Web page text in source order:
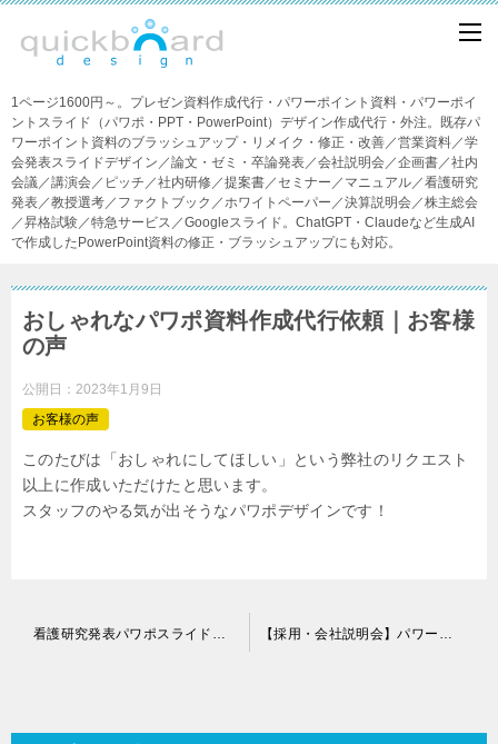
1ページ1600円～。プレゼン資料作成代行・パワーポイント資料・パワーポイ
ントスライド（パワポ・PPT・PowerPoint）デザイン作成代行・外注。既存パ
ワーポイント資料のブラッシュアップ・リメイク・修正・改善／営業資料／学
会発表スライドデザイン／論文・ゼミ・卒論発表／会社説明会／企画書／社内
会議／講演会／ピッチ／社内研修／提案書／セミナー／マニュアル／看護研究
発表／教授選考／ファクトブック／ホワイトペーパー／決算説明会／株主総会
／昇格試験／特急サービス／Googleスライド。ChatGPT・Claudeなど生成AI
で作成したPowerPoint資料の修正・ブラッシュアップにも対応。
おしゃれなパワポ資料作成代行依頼｜お客様
の声
公開日： 2023年1月9日
お客様の声
このたびは「おしゃれにしてほしい」という弊社のリクエスト
以上に作成いただけたと思います。
スタッフのやる気が出そうなパワポデザインです！
ゲ